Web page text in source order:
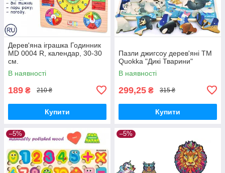
Дерев'яна іграшка Годинник
MD 0004 R, календар, 30-30
см.
В наявності
189 ₴ 210 ₴
Купити
Пазли джигсоу дерев'яні ТМ
Quokkа "Дикі Тварини"
В наявності
299,25 ₴ 315 ₴
Купити
–5% –5%